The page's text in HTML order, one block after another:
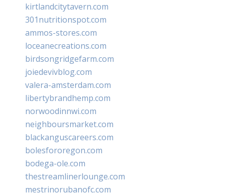
kirtlandcitytavern.com
301nutritionspot.com
ammos-stores.com
loceanecreations.com
birdsongridgefarm.com
joiedevivblog.com
valera-amsterdam.com
libertybrandhemp.com
norwoodinnwi.com
neighboursmarket.com
blackanguscareers.com
bolesfororegon.com
bodega-ole.com
thestreamlinerlounge.com
mestrinorubanofc.com